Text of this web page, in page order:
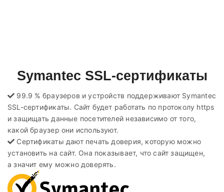
Symantec SSL-сертификаты
99.9 % браузеров и устройств поддерживают Symantec
SSL-сертификаты. Сайт будет работать по протоколу https
и защищать данные посетителей независимо от того,
какой браузер они используют.
Сертификаты дают печать доверия, которую можно
установить на сайт. Она показывает, что сайт защищен,
а значит ему можно доверять.